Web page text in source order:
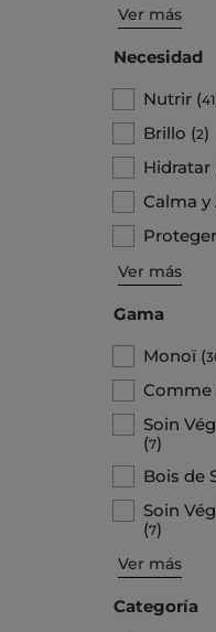
Ver más
Necesidad
Nutrir (41
Brillo (2)
Hidratar
Calma y
Proteger
Ver más
Gama
Monoï (
Comme
Soin
(7)
Bois de
Soin
(7)
Ver más
Categoría